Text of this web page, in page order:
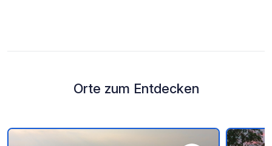
Orte zum Entdecken